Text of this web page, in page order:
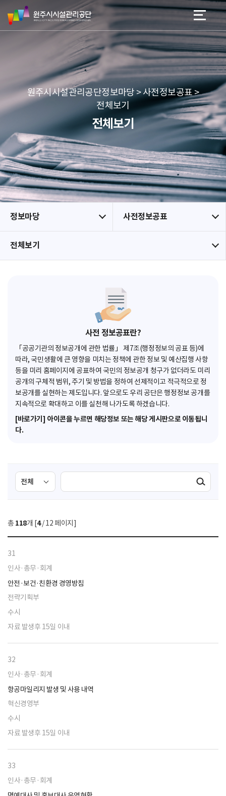
네
본문 바로가기
메뉴 바로가기
원
주
시
리
공
단
원주시시설관리공단정보마당 > 사전정보공표 >
전체보기
전체보기
정보마당 사전정보공표
전체보기
사전 정보공표란?
「공공기관의 정보공개에 관한 법률」 제7조(행정정보의 공표 등)에
따라, 국민생활에 큰 영향을 미치는 정책에 관한 정보 및 예산집행 사항
등을 미리 홈페이지에 공표하여 국민의 정보공개 청구가 없더라도 미리
공개의 구체적 범위, 주기 및 방법을 정하여 선제적이고 적극적으로 정
보공개를 실현하는 제도입니다. 앞으로도 우리 공단은 행정정보 공개를
지속적으로 확대하고 이를 실천해 나가도록 하겠습니다.
[바로가기] 아이콘을 누르면 해당정보 또는 해당 게시판으로 이동됩니
다.
검
색
선
택
색
검색실행
총 118개 [4/ 12 페이지]
31
인사·총무·회계
안전·보건·친환경 경영방침
전략기획부
수시
자료 발생후 15일 이내
32
인사·총무·회계
항공마일리지 발생 및 사용 내역
혁신경영부
수시
자료 발생후 15일 이내
33
인사·총무·회계